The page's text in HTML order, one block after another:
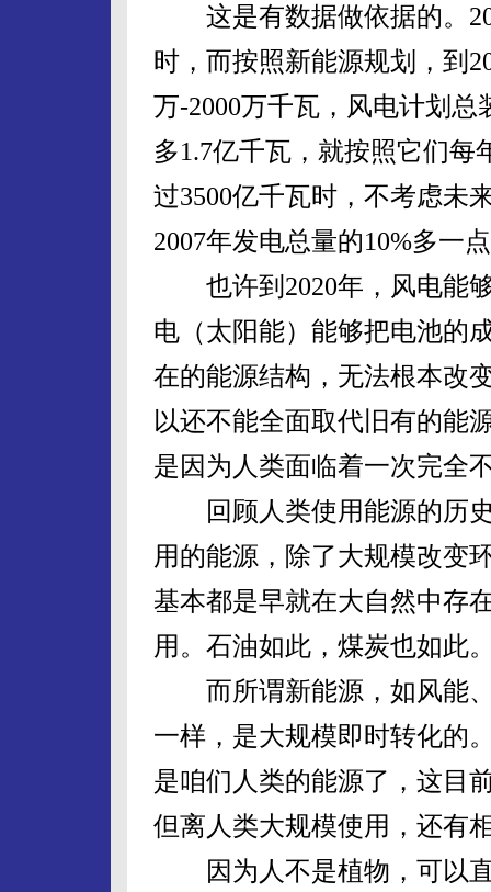
这是有数据做依据的。
时，而按照新能源规划，到
万-2000万千瓦，风电计划
多1.7亿千瓦，就按照它们每
过3500亿千瓦时，不考虑未
2007年发电总量的10%多一
也许到2020年，风电能够
电（太阳能）能够把电池的
在的能源结构，无法根本改
以还不能全面取代旧有的能
是因为人类面临着一次完全
回顾人类使用能源的历史
用的能源，除了大规模改变
基本都是早就在大自然中存
用。石油如此，煤炭也如此
而所谓新能源，如风能、
一样，是大规模即时转化的
是咱们人类的能源了，这目
但离人类大规模使用，还有
因为人不是植物，可以直